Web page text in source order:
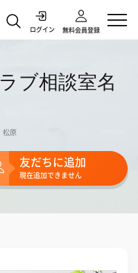
ログイン 無料会員登録
を得ています
ブ相談室名
松原
友だちに追加
現在追加できません